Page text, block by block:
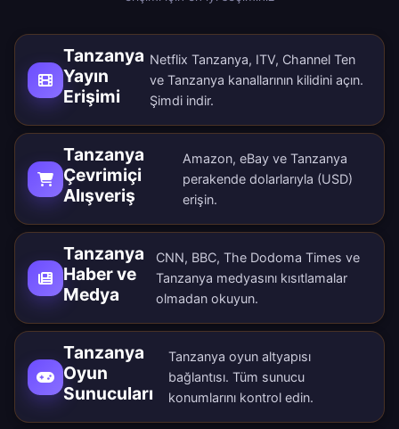
Tanzanya
Yayın
Erişimi
Netflix Tanzanya, ITV, Channel Ten
ve Tanzanya kanallarının kilidini açın.
Şimdi indir.
Tanzanya
Çevrimiçi
Alışveriş
Amazon, eBay ve Tanzanya
perakende dolarlarıyla (USD)
erişin.
Tanzanya
Haber ve
Medya
CNN, BBC, The Dodoma Times ve
Tanzanya medyasını kısıtlamalar
olmadan okuyun.
Tanzanya
Oyun
Sunucuları
Tanzanya oyun altyapısı
bağlantısı. Tüm sunucu
konumlarınıkontrol edin.